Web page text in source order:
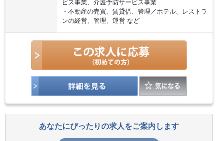
ビス事業、介護予防サービス事業
・不動産の売買、賃貸借、管理／ホテル、レストラ
ンの経営、管理、運営 など
あなたにぴったりの求人をご案内します